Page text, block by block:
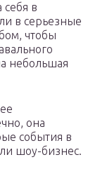
себя в
в серьезные
чтобы
небольшая
она
события в
шоу-бизнес.